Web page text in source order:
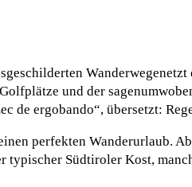
und der
de ergobando“, übersetzt:
perfekten Wanderurlaub.
Südtiroler Kost,